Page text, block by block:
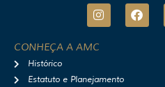
I
n
t
r
F
a
CONHEÇA A AMC
Histórico
Estatuto e Planejamento